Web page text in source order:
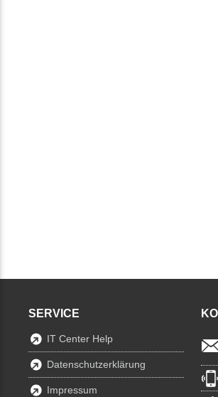
SERVICE
IT Center Help
Datenschutzerklärung
Impressum